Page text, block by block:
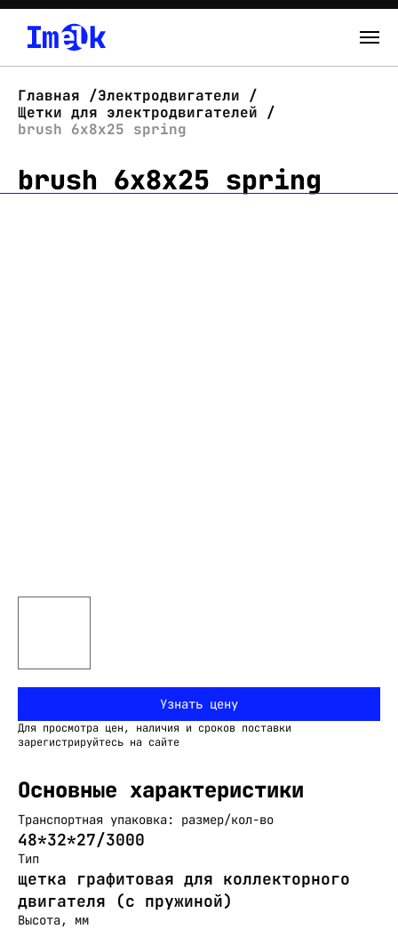
О нас
Новости
Главная
Электродвигатели
Щетки для электродвигателей
brush 6x8x25 spring
brush 6x8x25 spring
Узнать цену
Для просмотра цен, наличия и сроков поставки
зарегистрируйтесь на сайте
Основные характеристики
Транспортная упаковка: размер/кол-во
48*32*27/3000
Тип
щетка графитовая для коллекторного
двигателя (с пружиной)
Высота, мм